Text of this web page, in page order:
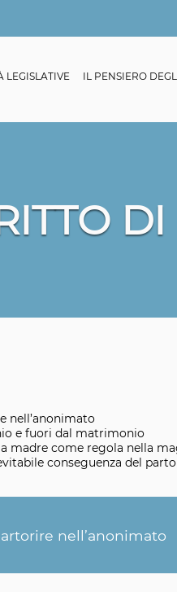
LEGISLATIVE IL PENSIERO
nell’anonimato
e fuori dal matrimonio
madre come regola nella
conseguenza del
nell’anonimato